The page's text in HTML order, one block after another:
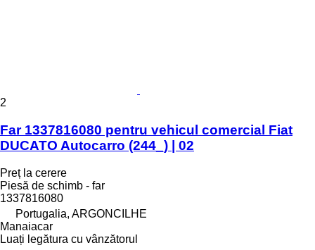
2
Far 1337816080 pentru vehicul comercial Fiat
DUCATO Autocarro (244_) | 02
Preț la cerere
Piesă de schimb - far
1337816080
Portugalia, ARGONCILHE
Manaiacar
Luați legătura cu vânzătorul